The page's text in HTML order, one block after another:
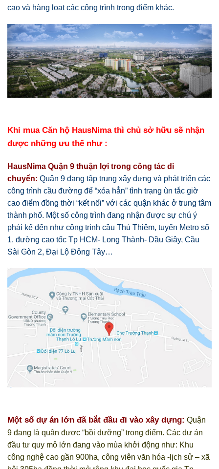
cao và hàng loạt các công trình trọng điểm khác.
Khi mua Căn hộ HausNimathì chủ sở hữu sẽ nhận
được những ưu thế như :
HausNima Quận 9 thuận lợi trong công tác di
chuyển: Quận 9 đang tập trung xây dựng và phát triển các
công trình cầu đường để “xóa hẳn” tình trạng ùn tắc giờ
cao điểm đồng thời “kết nối” với các quận khác ở trung tâm
thành phố. Một số công trình đang nhận được sự chú ý
phải kể đến như công trình cầu Thủ Thiêm, tuyến Metro số
1, đường cao tốc Tp HCM- Long Thành- Dầu Giây, Cầu
Sài Gòn 2, Đại Lộ Đông Tây…
Một số dự án lớn đã bắt đầu đi vào xây dựng: Quận
9 đang là quận được “bồi dưỡng” trọng điểm. Các dự án
đầu tư quy mô lớn đang vào mùa khởi động như: Khu
công nghệ cao gần 900ha, công viên văn hóa -lịch sử – xã